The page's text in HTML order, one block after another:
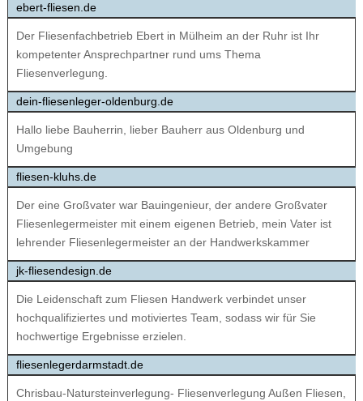
ebert-fliesen.de
Der Fliesenfachbetrieb Ebert in Mülheim an der Ruhr ist Ihr
kompetenter Ansprechpartner rund ums Thema
Fliesenverlegung.
dein-fliesenleger-oldenburg.de
Hallo liebe Bauherrin, lieber Bauherr aus Oldenburg und
Umgebung
fliesen-kluhs.de
Der eine Großvater war Bauingenieur, der andere Großvater
Fliesenlegermeister mit einem eigenen Betrieb, mein Vater ist
lehrender Fliesenlegermeister an der Handwerkskammer
jk-fliesendesign.de
Die Leidenschaft zum Fliesen Handwerk verbindet unser
hochqualifiziertes und motiviertes Team, sodass wir für Sie
hochwertige Ergebnisse erzielen.
fliesenlegerdarmstadt.de
Chrisbau-Natursteinverlegung- Fliesenverlegung Außen Fliesen,